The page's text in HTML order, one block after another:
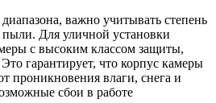
важно учитывать степень
Для уличной установки
с высоким классом защиты,
гарантирует, что корпус камеры
проникновения влаги, снега и
сбои в работе